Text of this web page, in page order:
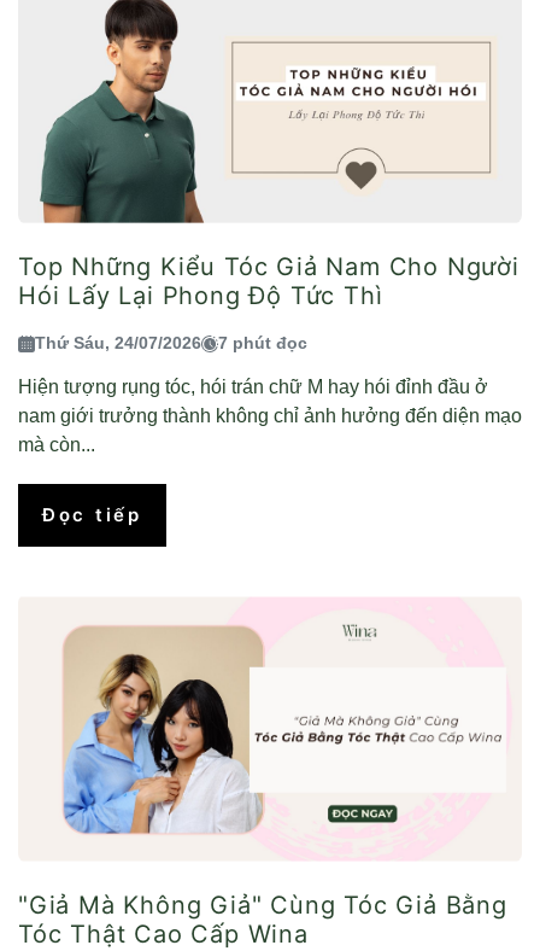
Top Những Kiểu Tóc Giả Nam Cho Người
Hói Lấy Lại Phong Độ Tức Thì
Thứ Sáu, 24/07/2026 7 phút đọc
Hiện tượng rụng tóc, hói trán chữ M hay hói đỉnh đầu ở
nam giới trưởng thành không chỉ ảnh hưởng đến diện mạo
mà còn...
Đọc tiếp
"Giả Mà Không Giả" Cùng Tóc Giả Bằng
Tóc Thật Cao Cấp Wina